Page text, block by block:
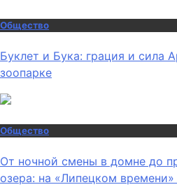
Общество
Буклет и Бука: грация и сила
зоопарке
Общество
От ночной смены в домне до
озера: на «Липецком времени»